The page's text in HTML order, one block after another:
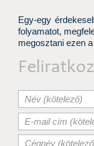
Egy-egy
folyamatot,
megosztani ezen